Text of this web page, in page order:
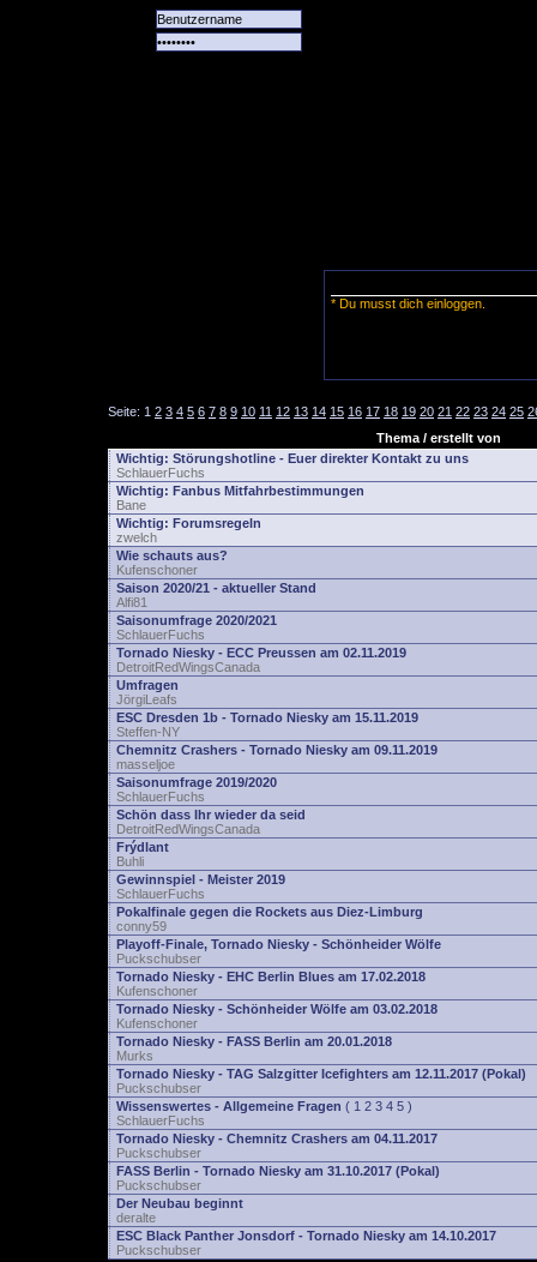
* Du musst dich einloggen.
Seite: 1 2 3 4 5 6 7 8 9 10 11 12 13 14 15 16 17 18 19 20 21 22 23 24 25
Thema / erstellt von
Wichtig: Störungshotline - Euer direkter Kontakt zu uns
SchlauerFuchs
Wichtig: Fanbus Mitfahrbestimmungen
Bane
Wichtig: Forumsregeln
zwelch
Wie schauts aus?
Kufenschoner
Saison 2020/21 - aktueller Stand
Alfi81
Saisonumfrage 2020/2021
SchlauerFuchs
Tornado Niesky - ECC Preussen am 02.11.2019
DetroitRedWingsCanada
Umfragen
JörgiLeafs
ESC Dresden 1b - Tornado Niesky am 15.11.2019
Steffen-NY
Chemnitz Crashers - Tornado Niesky am 09.11.2019
masseljoe
Saisonumfrage 2019/2020
SchlauerFuchs
Schön dass Ihr wieder da seid
DetroitRedWingsCanada
Frýdlant
Buhli
Gewinnspiel - Meister 2019
SchlauerFuchs
Pokalfinale gegen die Rockets aus Diez-Limburg
conny59
Playoff-Finale, Tornado Niesky - Schönheider Wölfe
Puckschubser
Tornado Niesky - EHC Berlin Blues am 17.02.2018
Kufenschoner
Tornado Niesky - Schönheider Wölfe am 03.02.2018
Kufenschoner
Tornado Niesky - FASS Berlin am 20.01.2018
Murks
Tornado Niesky - TAG Salzgitter Icefighters am 12.11.2017 (Pokal)
Puckschubser
Wissenswertes - Allgemeine Fragen ( 1 2 3 4 5 )
SchlauerFuchs
Tornado Niesky - Chemnitz Crashers am 04.11.2017
Puckschubser
FASS Berlin - Tornado Niesky am 31.10.2017 (Pokal)
Puckschubser
Der Neubau beginnt
deralte
ESC Black Panther Jonsdorf - Tornado Niesky am 14.10.2017
Puckschubser